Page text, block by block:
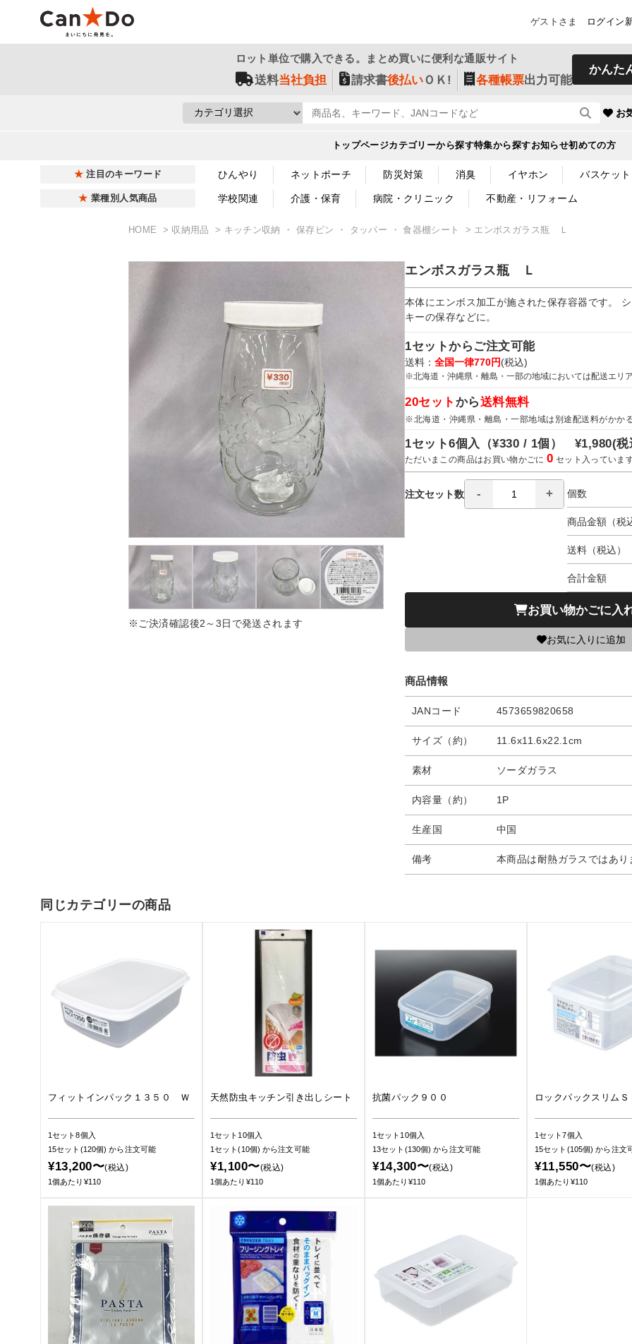
ゲストさま ログイン
ロット単位で購入できる。まとめ買いに便利な通販サイト
送料当社負担 請求書後払いＯＫ! 各種帳票出力可能
かんた
お
トップページカテゴリーから探す特集から探すお知らせ初めての方
注目のキーワード ひんやり ネットポーチ 防災対策 消臭 イヤホン バスケット
業種別人気商品 学校関連 介護・保育 病院・クリニック 不動産・リフォーム
HOME 収納用品 キッチン収納 ・ 保存ビン ・ タッパー ・ 食器棚シート エンボスガラス瓶 Ｌ
※ご決済確認後2～3日で発送されます
エンボスガラス瓶 Ｌ
本体にエンボス加工が施された保存容器です。
キーの保存などに。
1セットからご注文可能
送料： 全国一律770円(税込)
※北海道・沖縄県・離島・一部の地域においては配送エリ
20セット から送料無料
※北海道・沖縄県・離島・一部地域は別途配送料がかか
1セット6個入（¥330 / 1個） ¥1,980(税
ただいまこの商品はお買い物かごに0 セット入っていま
注文セット数 個数
商品金額（税
送料（税込）
合計金額
お買い物かごに入
お気に入りに追加
商品情報
JANコード 4573659820658
サイズ（約） 11.6x11.6x22.1cm
素材 ソーダガラス
内容量（約） 1P
生産国 中国
備考 本商品は耐熱ガラスではあり
同じカテゴリーの商品
フィットインパック１３５０ Ｗ
1セット8個入
15セット(120個)から注文可能
¥13,200〜(税込)
1個あたり¥110
天然防虫キッチン引き出しシート
1セット10個入
1セット(10個)から注文可能
¥1,100〜(税込)
1個あたり¥110
抗菌パック９００
1セット10個入
13セット(130個)から注文可能
¥14,300〜(税込)
1個あたり¥110
ロックパックスリムＳ
1セット7個入
15セット(105個)から注文
¥11,550〜(税込)
1個あたり¥110